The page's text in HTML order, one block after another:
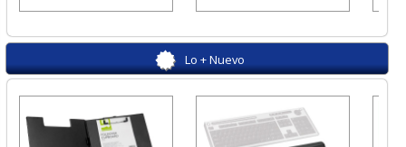
Lo + Nuevo